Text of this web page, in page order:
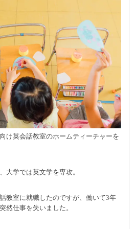
け英会話教室のホームティーチャーを
大学では英文学を専攻。
教室に就職したのですが、働いて3年
然仕事を失いました。